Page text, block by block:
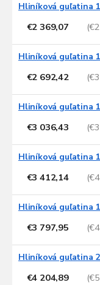
Hliníková guľatina
€2 369,07
Hliníková guľatina
€2 692,42
Hliníková guľatina
€3 036,43
Hliníková guľatina
€3 412,14
Hliníková guľatina
€3 797,95
Hliníková guľatina
€4 204,89